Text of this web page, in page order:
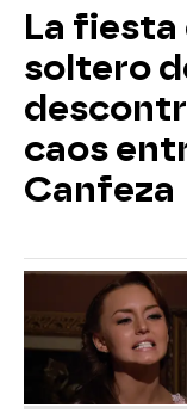
La fiesta
soltero
caos
Canfeza